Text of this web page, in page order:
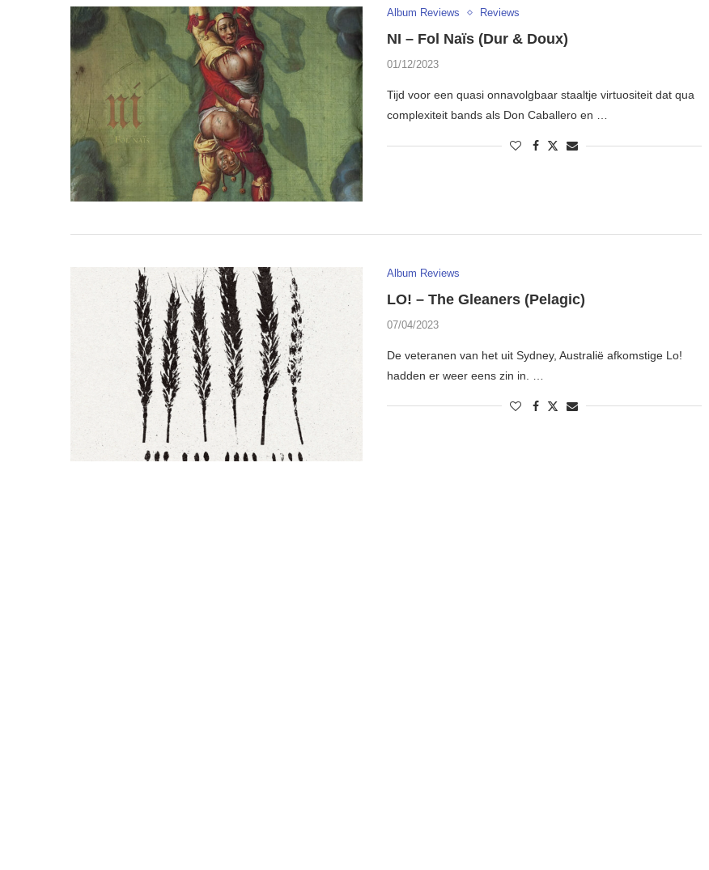
Album Reviews Reviews
NI – Fol Naïs (Dur & Doux)
01/12/2023
Tijd voor een quasi onnavolgbaar staaltje virtuositeit dat qua
complexiteit bands als Don Caballero en …
Album Reviews
LO! – The Gleaners (Pelagic)
07/04/2023
De veteranen van het uit Sydney, Australië afkomstige Lo!
hadden er weer eens zin in. …